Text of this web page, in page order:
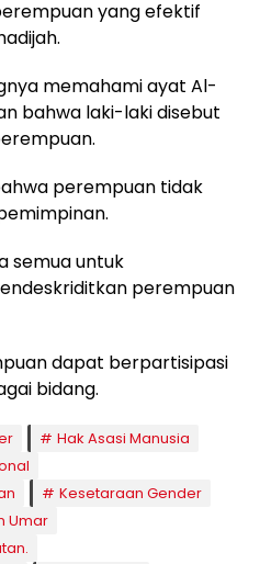
yang efektif
memahami ayat Al-
bahwa laki-laki disebut
perempuan tidak
semua untuk
perempuan
dapat berpartisipasi
bidang.
Hak Asasi Manusia
Kesetaraan Gender
Umar